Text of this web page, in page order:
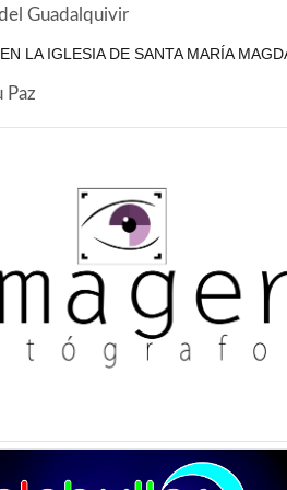
Guadalquivir
LA IGLESIA DE SANTA MARÍA
Paz